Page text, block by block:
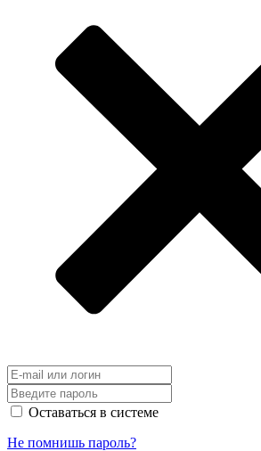
Оставаться в системе
Не помнишь пароль?